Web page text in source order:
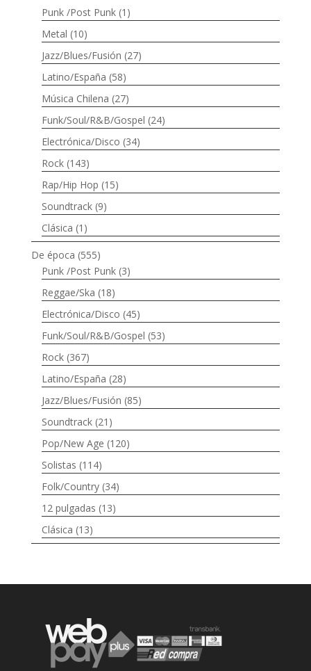
Punk /Post Punk (1)
Metal (10)
Jazz/Blues/Fusión (27)
Latino/España (58)
Música Chilena (27)
Funk/Soul/R&B/Gospel (24)
Electrónica/Disco (34)
Rock (143)
Rap/Hip Hop (15)
Soundtrack (9)
Clásica (1)
De época (555)
Punk /Post Punk (3)
Reggae/Ska (18)
Electrónica/Disco (45)
Funk/Soul/R&B/Gospel (53)
Rock (367)
Latino/España (28)
Jazz/Blues/Fusión (85)
Soundtrack (21)
Pop/New Age (120)
Solistas (114)
Folk/Country (34)
12 pulgadas (13)
Clásica (13)